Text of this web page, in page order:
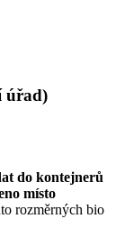
úřad)
do kontejnerů
místo
rozměrných bio